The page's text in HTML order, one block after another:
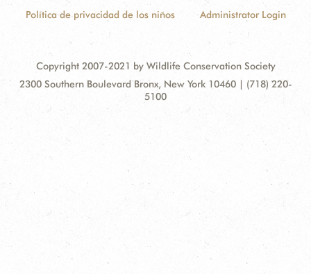
Política de privacidad de los niños Administrator Login
Copyright 2007-2021 by Wildlife Conservation Society
Contact
Address:
2300 Southern Boulevard Bronx, New York 10460 | (718) 220-
5100